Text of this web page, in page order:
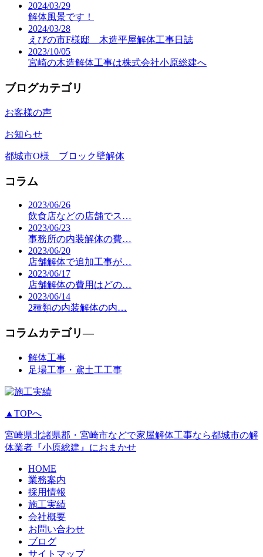
2024/03/29
解体風景です！
2024/03/28
えびの市F様邸 木造平屋解体工事日誌
2023/10/05
宮崎の木造解体工事は株式会社小原総建へ
ブログカテゴリ
お客様の声
お知らせ
都城市O様 ブロック壁解体
コラム
2023/06/26
飲食店などの店舗でス…
2023/06/23
事務所の内装解体の費…
2023/06/20
店舗解体で追加工事が…
2023/06/17
店舗解体の費用はどの…
2023/06/14
2種類の内装解体の内…
コラムカテゴリ―
解体工事
足場工事・鳶土工工事
▲TOPへ
宮崎県北諸県郡・宮崎市などで家屋解体工事なら都城市の解
体業者『小原総建』におまかせ
HOME
業務案内
採用情報
施工実績
会社概要
お問い合わせ
ブログ
サイトマップ